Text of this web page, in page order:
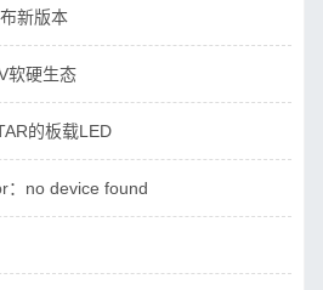
新版本
软硬生态
的板载LED
：no device found